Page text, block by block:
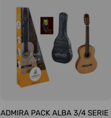
ADMIRA PACK ALBA 3/4 SERIE